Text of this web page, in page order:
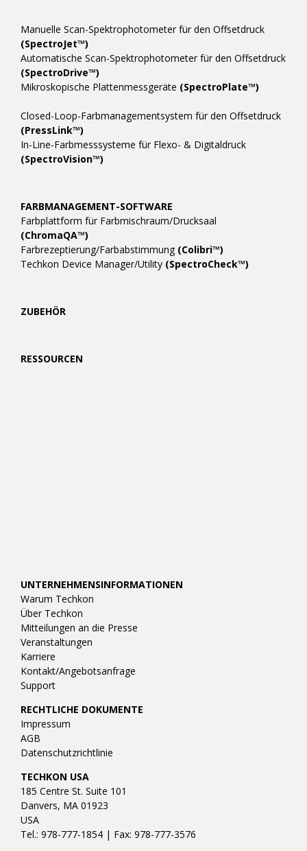
Manuelle Scan-Spektrophotometer für den Offsetdruck
(SpectroJet™)
Automatische Scan-Spektrophotometer für den Offsetdruck
(SpectroDrive™)
Mikroskopische Plattenmessgeräte (SpectroPlate™)
Closed-Loop-Farbmanagementsystem für den Offsetdruck
(PressLink™)
In-Line-Farbmesssysteme für Flexo- & Digitaldruck
(SpectroVision™)
FARBMANAGEMENT-SOFTWARE
Farbplattform für Farbmischraum/Drucksaal
(ChromaQA™)
Farbrezeptierung/Farbabstimmung (Colibri™)
Techkon Device Manager/Utility (SpectroCheck™)
ZUBEHÖR
RESSOURCEN
UNTERNEHMENSINFORMATIONEN
Warum Techkon
Über Techkon
Mitteilungen an die Presse
Veranstaltungen
Karriere
Kontakt/Angebotsanfrage
Support
RECHTLICHE DOKUMENTE
Impressum
AGB
Datenschutzrichtlinie
TECHKON USA
185 Centre St. Suite 101
Danvers, MA 01923
USA
Tel.: 978-777-1854 | Fax: 978-777-3576